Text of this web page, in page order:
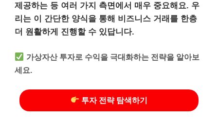
제공하는 등 여러 가지 측면에서 매우 중요해요. 우
리는 이 간단한 양식을 통해 비즈니스 거래를 한층
더 원활하게 진행할 수 있답니다.
가상자산 투자로 수익을 극대화하는 전략을 알아보
세요.
투자 전략 탐색하기